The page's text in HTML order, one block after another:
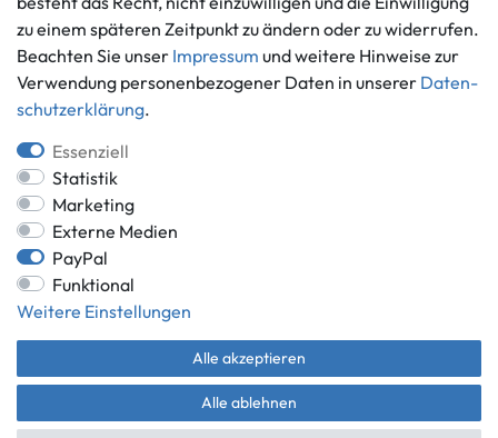
Über uns
Häufig gestellte Fragen
Zahlung und Versand
Batterieentsorgung
*Alle Preise inkl. gesetzlicher MwSt.,
** gilt für Lieferungen innerhalb Deutschlands, Lieferzeiten für andere
Länder entnehmen Sie bitte der Schaltfläche mit den
Versandinformationen.
© Game World 2026 | Alle Rechte vorbehalten.
zu einem späteren Zeitpunkt zu ändern oder zu widerrufen.
Beachten Sie unser Impressum und weitere Hinweise zur
Verwendung personenbezogener Daten in unserer Daten­
schutz­erklärung.
Essenziell
Statistik
Marketing
Externe Medien
PayPal
Funktional
Weitere Einstellungen
Alle akzeptieren
Alle ablehnen